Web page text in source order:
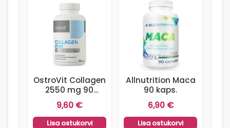
OstroVit Collagen
2550 mg 90
kapslit
9,60 €
Lisa ostukorvi
Allnutrition Maca
90 kaps.
6,90 €
Lisa ostukorvi